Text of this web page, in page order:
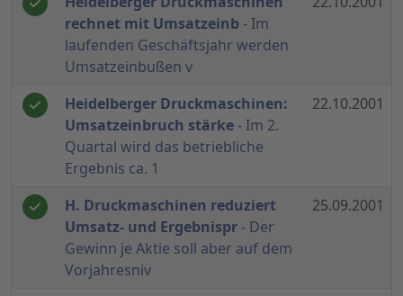
rechnet mit Umsatzeinb - Im
laufenden Geschäftsjahr werden
Umsatzeinbußen v
Heidelberger Druckmaschinen:
Umsatzeinbruch stärke- Im 2.
Quartal wird das betriebliche
Ergebnis ca. 1
22.10.2001
H. Druckmaschinen reduziert
Umsatz- und Ergebnispr - Der
Gewinn je Aktie soll aber auf dem
Vorjahresniv
25.09.2001